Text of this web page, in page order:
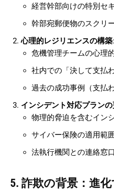
経営幹部向けの特別セ
幹部宛郵便物のスクリ
心理的レジリエンスの構築:
危機管理チームの心理
社内での「決して支払
過去の成功事例（支払
インシデント対応プラン
物理的脅迫を含むイン
サイバー保険の適用範
法執行機関との連絡窓
5. 詐欺の背景：進